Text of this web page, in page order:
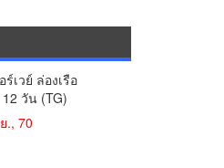
เวย์ ล่องเรือ
วัน (TG)
., 70